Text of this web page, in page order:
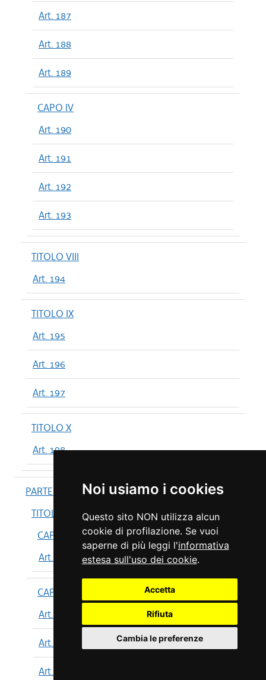
Noi usiamo i cookies
Questo sito NON utilizza alcun
cookie di profilazione. Se vuoi
saperne di più leggi l'informativa
estesa sull'uso dei cookie.
Accetta
Rifiuta
Cambia le preferenze
Art. 187
Art. 188
Art. 189
CAPO IV
Art. 190
Art. 191
Art. 192
Art. 193
TITOLO VIII
Art. 194
TITOLO IX
Art. 195
Art. 196
Art. 197
TITOLO X
Art. 198
PARTE IV
TITOLO I
CAPO I
Art. 199
CAPO II
Art. 200
Art. 201
Art. 202